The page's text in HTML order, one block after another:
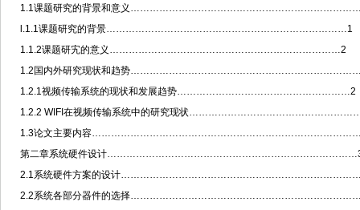
1.1课题研究的背景和意义
l.1.1课题研究的背景…………………………………………………………………1
1.1.2课题研宄的意义………………………………………………………………2
1.2国内外研究现状和趋势
1.2.1视频传输系统的现状和发展趋势………………………………………………2
1.2.2 WIFI在视频传输系统中的研究现状
1.3论文主要内容
第二章系统硬件设计
2.1系统硬件方案的设计
2.2系统各部分器件的选择